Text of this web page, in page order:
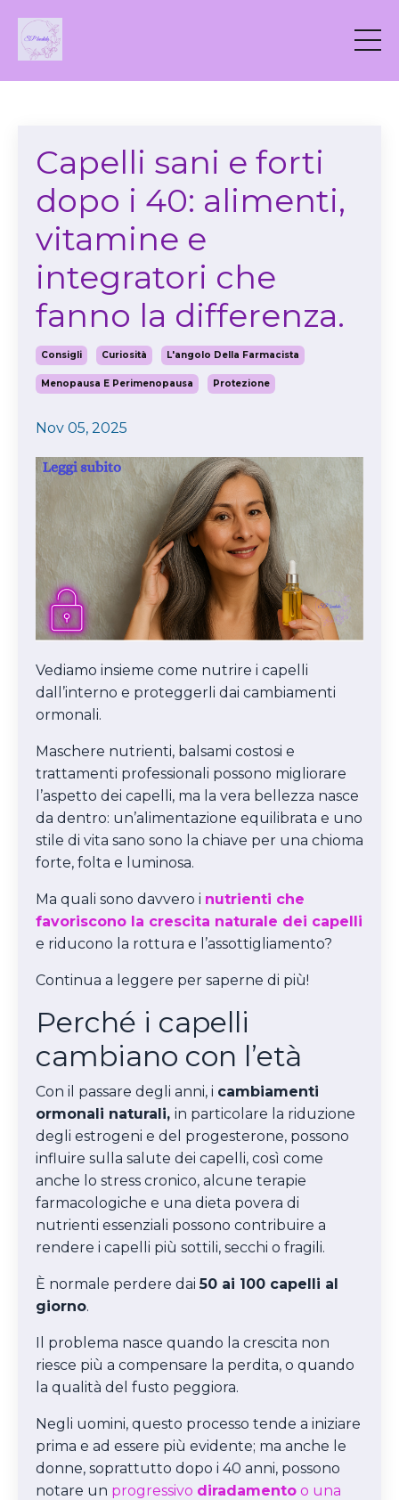
Capelli sani e forti
dopo i 40: alimenti,
vitamine e
integratori che
fanno la differenza.
Consigli Curiosità L'angolo Della Farmacista
Menopausa E Perimenopausa Protezione
Nov 05, 2025
Vediamo insieme come nutrire i capelli
dall’interno e proteggerli dai cambiamenti
ormonali.
Maschere nutrienti, balsami costosi e
trattamenti professionali possono migliorare
l’aspetto dei capelli, ma la vera bellezza nasce
da dentro: un’alimentazione equilibrata e uno
stile di vita sano sono la chiave per una chioma
forte, folta e luminosa.
Ma quali sono davvero i nutrienti che
favoriscono la crescita naturale dei capelli
e riducono la rottura e l’assottigliamento?
Continua a leggere per saperne di più!
Perché i capelli
cambiano con l’età
Con il passare degli anni, i cambiamenti
ormonali naturali, in particolare la riduzione
degli estrogeni e del progesterone, possono
influire sulla salute dei capelli, così come
anche lo stress cronico, alcune terapie
farmacologiche e una dieta povera di
nutrienti essenziali possono contribuire a
rendere i capelli più sottili, secchi o fragili.
È normale perdere dai50 ai 100 capelli al
giorno.
Il problema nasce quando la crescita non
riesce più a compensare la perdita, o quando
la qualità del fusto peggiora.
Negli uomini, questo processo tende a iniziare
prima e ad essere più evidente; ma anche le
donne, soprattutto dopo i 40 anni, possono
notare un progressivo diradamento o una